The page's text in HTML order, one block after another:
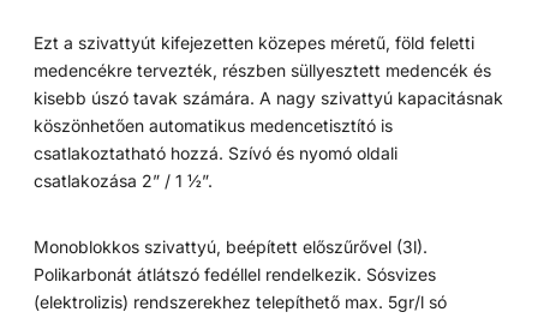
Ezt a szivattyút kifejezetten közepes méretű, föld feletti
medencékre tervezték, részben süllyesztett medencék és
kisebb úszó tavak számára. A nagy szivattyú kapacitásnak
köszönhetően automatikus medencetisztító is
csatlakoztatható hozzá. Szívó és nyomó oldali
csatlakozása 2” / 1 ½”.
Monoblokkos szivattyú, beépített előszűrővel (3l).
Polikarbonát átlátszó fedéllel rendelkezik. Sósvizes
(elektrolizis) rendszerekhez telepíthető max. 5gr/l só